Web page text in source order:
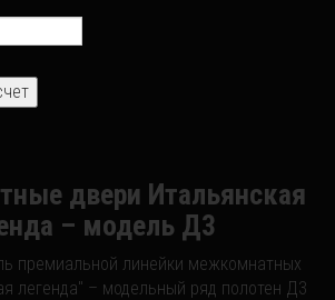
двери Итальянская
– модель Д3
премиальной линейки межкомнатных
легенда" – модельный ряд полотен Д3